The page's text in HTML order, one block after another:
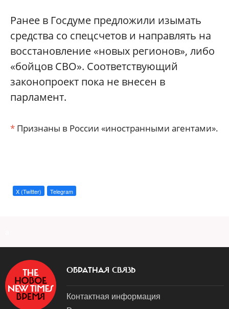
Ранее в Госдуме предложили изымать
средства со спецсчетов и направлять на
восстановление «новых регионов», либо
«бойцов СВО». Соответствующий
законопроект пока не внесен в
парламент.
* Признаны в России «иностранными агентами».
X (Twitter) Telegram
ОБРАТНАЯ СВЯЗЬ
Контактная информация